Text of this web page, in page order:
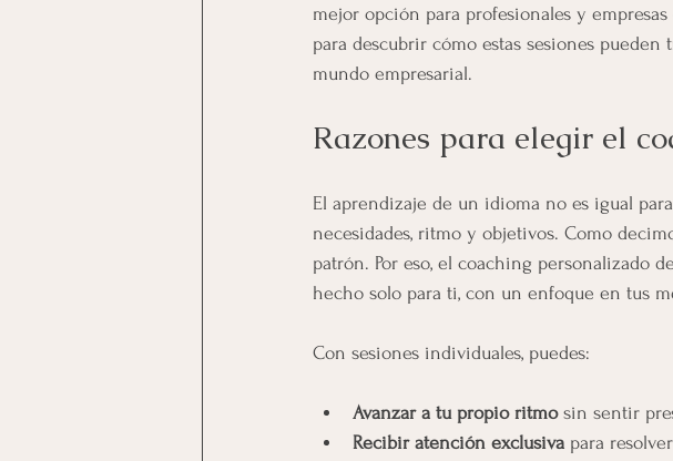
mejor opción para profesionales y
para descubrir cómo estas sesiones
mundo empresarial.
Razones para elegir el
El aprendizaje de un idioma no es igual
necesidades, ritmo y objetivos. Como
patrón. Por eso, el coaching personalizado
hecho solo para ti, con un enfoque en tus
Con sesiones individuales, puedes:
Avanzar a tu propio ritmo sin sentir
Recibir atención exclusiva para